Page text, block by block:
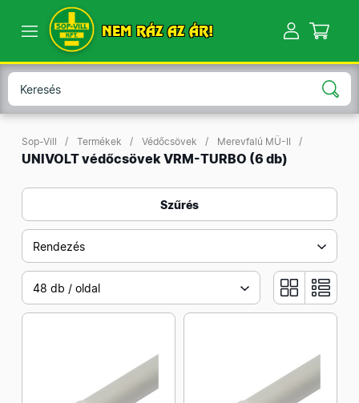
NEM RÁZ AZ ÁR!
Sop-Vill Termékek Védőcsövek Merevfalú MÜ-II
UNIVOLT védőcsövek VRM-TURBO (6 db)
Szűrés
Rendezés
48 db / oldal